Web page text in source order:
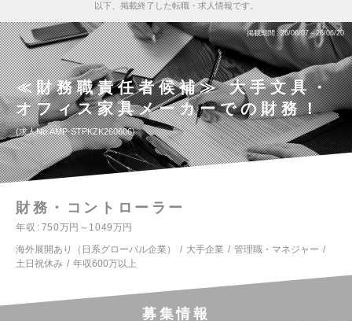
以下、掲載終了した転職・求人情報です。
掲載期間 26/06/07～26/06/20
≪財務職責任者候補≫ 大手文具・
オフィス家具メーカーでの財務！
求人No.AMP-STPKZK260606
財務・コントローラー
年収
750万円～1049万円
海外展開あり（日系グローバル企業）
大手企業
管理職・マネジャー
土日祝休み
年収600万以上
募集情報